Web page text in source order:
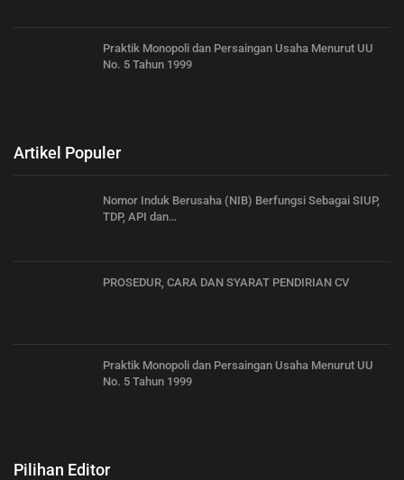
Praktik Monopoli dan Persaingan Usaha Menurut UU
No. 5 Tahun 1999
Artikel Populer
Nomor Induk Berusaha (NIB) Berfungsi Sebagai SIUP,
TDP, API dan…
PROSEDUR, CARA DAN SYARAT PENDIRIAN CV
Praktik Monopoli dan Persaingan Usaha Menurut UU
No. 5 Tahun 1999
Pilihan Editor